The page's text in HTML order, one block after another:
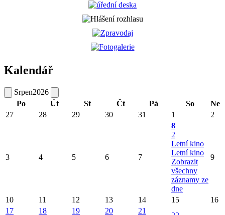
Kalendář
Srpen2026
Po
Út St Čt Pá So
Ne
27
28 29 30 31 1 2
3 4 5 6 7
8
2
Letní kino
Letní kino
Zobrazit
všechny
záznamy ze
dne
9
10 11 12 13 14 15
16
17
18 19 20 21